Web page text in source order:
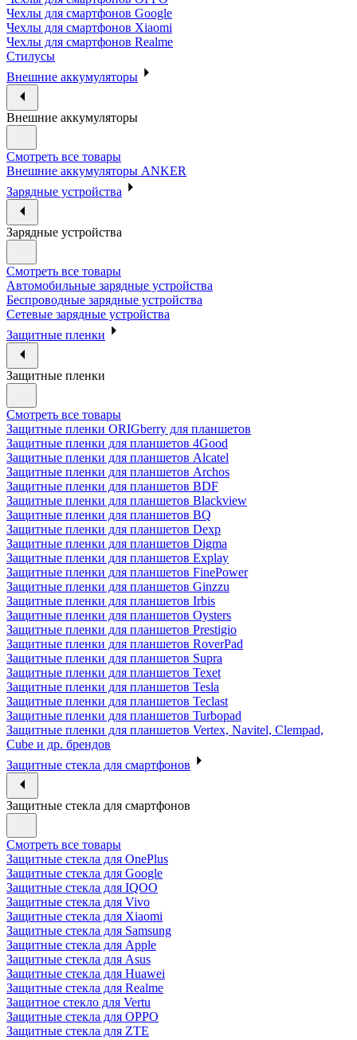
Чехлы для смартфонов Google
Чехлы для смартфонов Xiaomi
Чехлы для смартфонов Realme
Стилусы
Внешние аккумуляторы
Внешние аккумуляторы
Смотреть все товары
Внешние аккумуляторы ANKER
Зарядные устройства
Зарядные устройства
Смотреть все товары
Автомобильные зарядные устройства
Беспроводные зарядные устройства
Сетевые зарядные устройства
Защитные пленки
Защитные пленки
Смотреть все товары
Защитные пленки ORIGberry для планшетов
Защитные пленки для планшетов 4Good
Защитные пленки для планшетов Alcatel
Защитные пленки для планшетов Archos
Защитные пленки для планшетов BDF
Защитные пленки для планшетов Blackview
Защитные пленки для планшетов BQ
Защитные пленки для планшетов Dexp
Защитные пленки для планшетов Digma
Защитные пленки для планшетов Explay
Защитные пленки для планшетов FinePower
Защитные пленки для планшетов Ginzzu
Защитные пленки для планшетов Irbis
Защитные пленки для планшетов Oysters
Защитные пленки для планшетов Prestigio
Защитные пленки для планшетов RoverPad
Защитные пленки для планшетов Supra
Защитные пленки для планшетов Texet
Защитные пленки для планшетов Tesla
Защитные пленки для планшетов Teclast
Защитные пленки для планшетов Turbopad
Защитные пленки для планшетов Vertex, Navitel, Clempad,
Cube и др. брендов
Защитные стекла для смартфонов
Защитные стекла для смартфонов
Смотреть все товары
Защитные стекла для OnePlus
Защитные стекла для Google
Защитные стекла для IQOO
Защитные стекла для Vivo
Защитные стекла для Xiaomi
Защитные стекла для Samsung
Защитные стекла для Apple
Защитные стекла для Asus
Защитные стекла для Huawei
Защитные стекла для Realme
Защитное стекло для Vertu
Защитные стекла для OPPO
Защитные стекла для ZTE